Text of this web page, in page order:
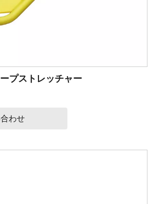
プストレッチャー
わせ